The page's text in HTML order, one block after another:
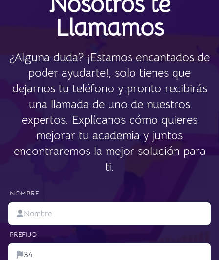
Llamamos
¿Alguna duda? ¡Estamos encantados de
poder ayudarte!, solo tienes que
dejarnos tu teléfono y pronto recibirás
una llamada de uno de nuestros
expertos. Explícanos cómo quieres
mejorar tu academia y juntos
encontraremos la mejor solución para
ti.
NOMBRE
PREFIJO